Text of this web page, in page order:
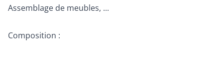
Assemblage de meubles, ...
Composition :